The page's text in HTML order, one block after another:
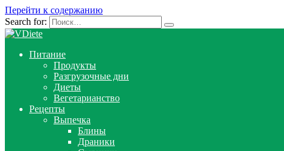
Перейти к содержанию
Search for:
Питание
Продукты
Разгрузочные дни
Диеты
Вегетарианство
Рецепты
Выпечка
Блины
Драники